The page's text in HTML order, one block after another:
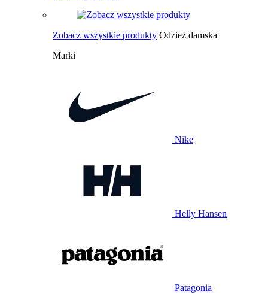
Zobacz wszystkie produkty Odzież damska
Marki
Nike
Helly Hansen
Patagonia